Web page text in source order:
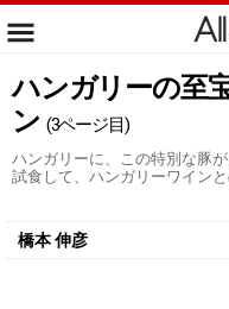
ハンガリーの至
ン (3ページ目)
ハンガリーに、この特別な豚
試食して、ハンガリーワイン
橋本 伸彦